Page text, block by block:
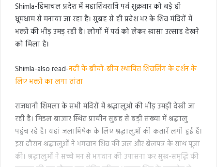
Shimla-हिमाचल प्रदेश में महाशिवरात्रि पर्व शुक्रवार को बड़े ही
धूमधाम से मनाया जा रहा है। सुबह से ही प्रदेश भर के शिव मंदिरों में
भक्तों की भीड़ उमड़ रही है। लोगों में पर्व को लेकर खासा उत्साह देखने
को मिला है।
Shimla-also read-नदी के बीचों-बीच स्थापित शिवलिंग के दर्शन के
लिए भक्तों का लगा तांता
राजधानी शिमला के सभी मंदिरों में श्रद्धालुओं की भीड़ उमड़ी देखी जा
रही है। मिडल बाजार स्थित प्राचीन सुबह से बड़ी संख्या में श्रद्धालु
पहुंच रहे हैं। यहां जलाभिषेक के लिए श्रद्धालुओं की कतारें लगी हुई हैं।
इस दौरान श्रद्धालुओं ने भगवान शिव की जल और बेलपत्र के साथ पूजा
की। श्रद्धालुओं ने सच्चे मन से भगवान की उपासना कर सुख-समृद्धि की